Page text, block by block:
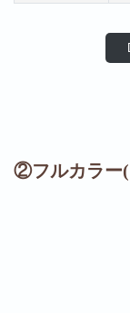
②フルカラー(